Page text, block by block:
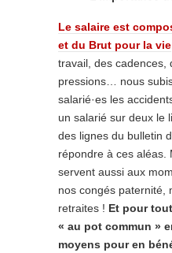
Le salaire est
et du Brut pour la vie
travail, des cadences,
pressions… nous
salarié·es les
un salarié sur deux le
des lignes du bulletin
répondre à ces aléas.
servent aussi aux
nos congés paternité,
retraites ! Et pour
« au pot commun »
moyens pour en